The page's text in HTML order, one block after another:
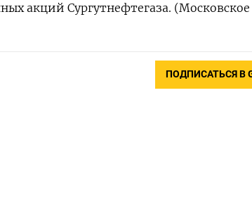
акций Сургутнефтегаза.
ПОДПИСАТЬСЯ В